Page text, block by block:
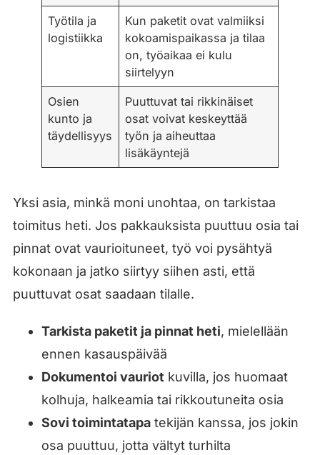
Työtila ja
logistiikka
Kun paketit ovat valmiiksi
kokoamispaikassa ja tilaa
on, työaikaa ei kulu
siirtelyyn
Osien
kunto ja
täydellisyys
Puuttuvat tai rikkinäiset
osat voivat keskeyttää
työn ja aiheuttaa
lisäkäyntejä
Yksi asia, minkä moni unohtaa, on tarkistaa
toimitus heti. Jos pakkauksista puuttuu osia tai
pinnat ovat vaurioituneet, työ voi pysähtyä
kokonaan ja jatko siirtyy siihen asti, että
puuttuvat osat saadaan tilalle.
Tarkista paketit ja pinnat heti, mielellään
ennen kasauspäivää
Dokumentoi vauriot kuvilla, jos huomaat
kolhuja, halkeamia tai rikkoutuneita osia
Sovi toimintatapatekijän kanssa, jos jokin
osa puuttuu, jotta vältyt turhilta